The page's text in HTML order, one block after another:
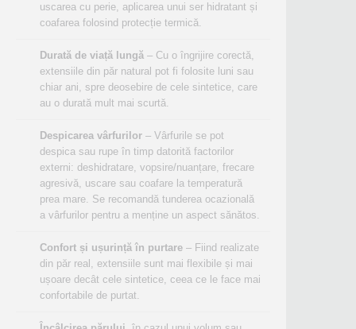
uscarea cu perie, aplicarea unui ser hidratant și
coafarea folosind protecție termică.
Durată de viață lungă – Cu o îngrijire corectă,
extensiile din păr natural pot fi folosite luni sau
chiar ani, spre deosebire de cele sintetice, care
au o durată mult mai scurtă.
Despicarea vârfurilor – Vârfurile se pot
despica sau rupe în timp datorită factorilor
externi: deshidratare, vopsire/nuanțare, frecare
agresivă, uscare sau coafare la temperatură
prea mare. Se recomandă tunderea ocazională
a vârfurilor pentru a menține un aspect sănătos.
Confort și ușurință în purtare – Fiind realizate
din păr real, extensiile sunt mai flexibile și mai
ușoare decât cele sintetice, ceea ce le face mai
confortabile de purtat.